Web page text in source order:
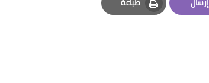
Email
Print